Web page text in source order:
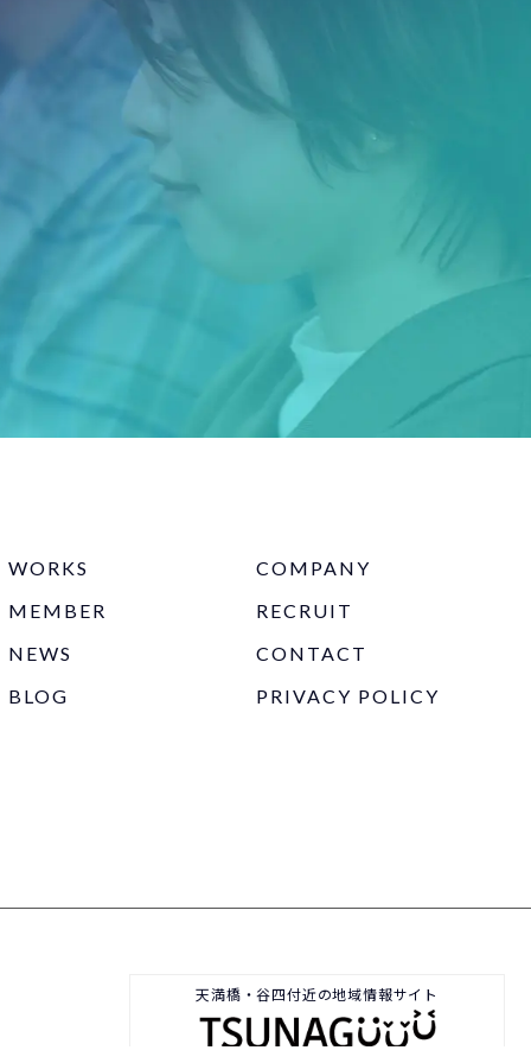
WORKS
MEMBER
NEWS
BLOG
COMPANY
RECRUIT
CONTACT
PRIVACY POLICY
天満橋・⾕四付近の地域情報サイト